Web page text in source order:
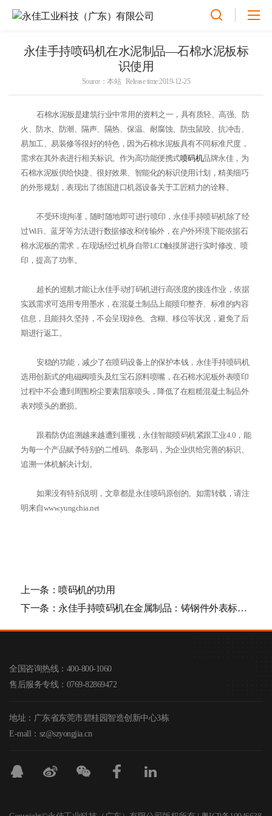
永佳手持喷码机在水泥制品—石棉水泥板标
识使用
Source：本站 Release time:2019-12-25
石棉水泥板是建筑行业中常用的资料之一，具有质轻、高强、防
火、防水、防潮、隔声、隔热、保温、耐腐蚀、防虫鼠咬、抗冲击、
易加工、易装修等很好的特色，因为石棉水泥板具有不同标准尺度，
需求在其外表进行相关标识。作为高功能便携式喷码机品牌永佳，为
石棉水泥板供给快捷、很好效果、智能化的标识使用计划，精美细巧
的外形规划，表现出了德国进口机器设备关于工匠精力的诠释。
不受环境拘谨，随时随地即可进行喷印，永佳手持喷码机除了经
过WiFi、蓝牙等方法进行数据修改和传输外，在户外环境下能依据石
棉水泥板的需求，在现场经过机身自带LCD触摸屏进行实时修改、喷
印，提高了功率。
超长的巡航才能让永佳手动打码机进行高强度的接连作业，依据
实践需求可选用专用墨水，在混凝土制品上能喷印整齐、标准的内容
信息，且能持久坚持，不会呈现掉色、含糊、移位等状况，避免了后
期进行返工。
安稳的功能，减少了在喷码设备上的保护本钱，永佳手持喷码机
选用创新式的电磁阀喷头及红宝石原料喷嘴，在石棉水泥板外表喷印
过程中不会遭到周围粉尘要素阻塞喷头，降低了在粗糙混凝土制品外
表对喷头的磨损。
跟着防伪追溯越来越遭到重视，永佳智能喷码机紧跟工业4.0，能
为每一个产品赋予特别的二维码、条形码，为企业供给完善的标识、
追溯一体机解决计划。
如果没有特别说明，文章都是永佳喷码原创的。如需转载，请注
明来自www.yungchia.net
上一条： ​喷码机的功用
下一条： 永佳手持喷码机在金属制品：铸钢件外表标识使用共...
全国咨询热线：400-800-1060
售后服务专线：0769-82869472
地址：广东省东莞市碧桂园智造创新中心3栋
E-mall：sz@szyongjia.cn